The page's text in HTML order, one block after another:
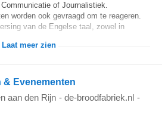
Communicatie of Journalistiek.
worden ook gevraagd om te reageren.
van de Engelse taal, zowel in
Laat meer zien
Evenementen
aan den Rijn - de-broodfabriek.nl -